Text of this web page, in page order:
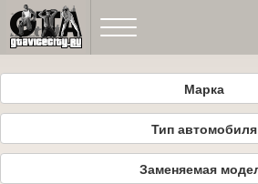
Марка
Тип автомобиля
Заменяемая